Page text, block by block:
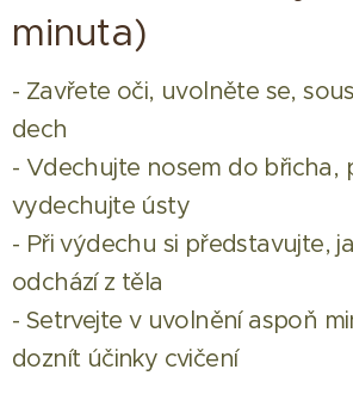
minuta)
- Zavřete oči, uvolněte se,
dech
- Vdechujte nosem do břicha,
vydechujte ústy
- Při výdechu si představujte,
odchází z těla
- Setrvejte v uvolnění aspoň
doznít účinky cvičení